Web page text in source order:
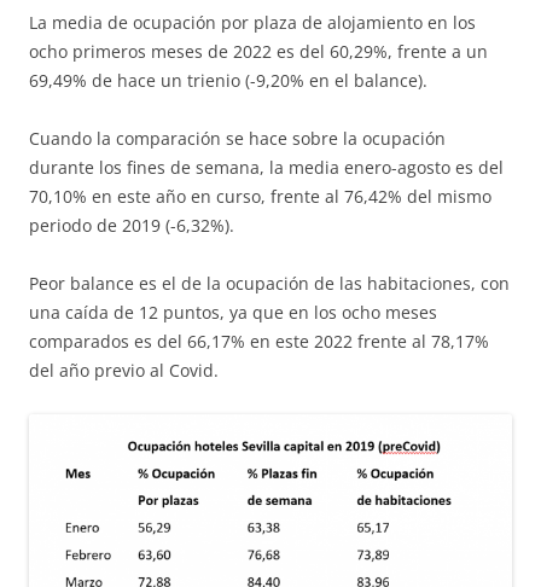
La media de ocupación por plaza de alojamiento en los
ocho primeros meses de 2022 es del 60,29%, frente a un
69,49% de hace un trienio (-9,20% en el balance).
Cuando la comparación se hace sobre la ocupación
durante los fines de semana, la media enero-agosto es del
70,10% en este año en curso, frente al 76,42% del mismo
periodo de 2019 (-6,32%).
Peor balance es el de la ocupación de las habitaciones, con
una caída de 12 puntos, ya que en los ocho meses
comparados es del 66,17% en este 2022 frente al 78,17%
del año previo al Covid.